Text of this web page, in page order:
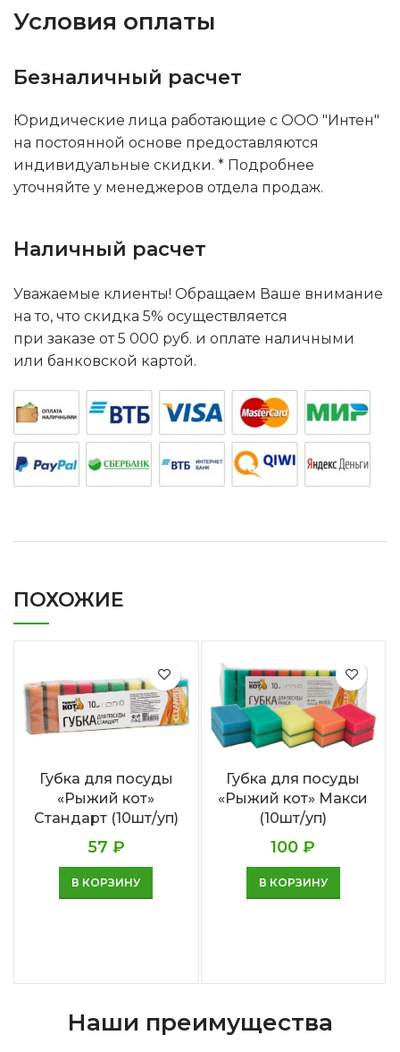
Условия оплаты
Безналичный расчет
Юридические лица работающие с ООО "Интен"
на постоянной основе предоставляются
индивидуальные скидки. * Подробнее
уточняйте у менеджеров отдела продаж.
Наличный расчет
Уважаемые клиенты! Обращаем Ваше внимание
на то, что скидка 5% осуществляется
при заказе от 5 000 руб. и оплате наличными
или банковской картой.
ПОХОЖИЕ
Губка для посуды
«Рыжий кот»
Стандарт (10шт/уп)
57 ₽
В КОРЗИНУ
Губка для посуды
«Рыжий кот» Макси
(10шт/уп)
100₽
В КОРЗИНУ
Наши преимущества